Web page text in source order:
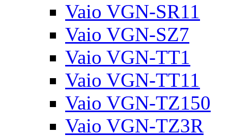
Vaio VGN-SR11
Vaio VGN-SZ7
Vaio VGN-TT1
Vaio VGN-TT11
Vaio VGN-TZ150
Vaio VGN-TZ3R